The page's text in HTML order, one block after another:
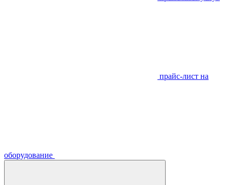
прайс-лист на
оборудование